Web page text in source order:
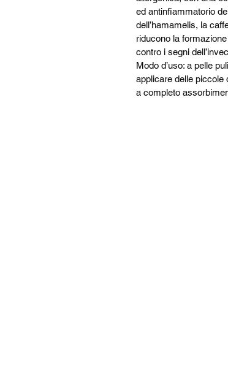
ed antinfiammatorio
dell’hamamelis, la
riducono la
contro i segni
Modo d’uso: a pelle
applicare delle piccole
a completo